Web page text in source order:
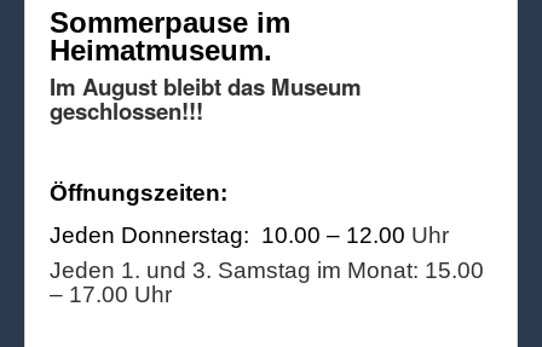
Sommerpause im
Heimatmuseum.
Im August bleibt das Museum
geschlossen!!!
Öffnungszeiten:
Jeden Donnerstag: 10.00 – 12.00 Uhr
Jeden 1. und 3. Samstag im Monat: 15.00
– 17.00 Uhr